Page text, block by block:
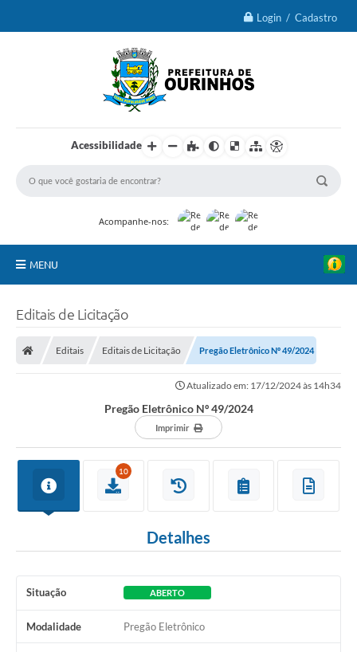
Login / Cadastro
Acessibilidade
Acompanhe-nos:
MENU
Secretarias
Editais de Licitação
Editais Editais de Licitação Pregão Eletrônico Nº 49/2024
Atualizado em: 17/12/2024 às 14h34
Pregão Eletrônico Nº 49/2024
Imprimir
10
Detalhes
Situação ABERTO
Modalidade Pregão Eletrônico